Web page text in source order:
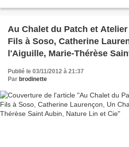
Au Chalet du Patch et
Fils à Soso, Catherine
l'Aiguille, Marie-Thérèse
Publié le 03/11/2012 à 21:37
Par brodinette